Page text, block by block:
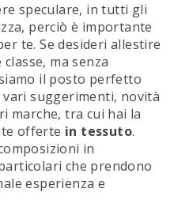
speculare, in tutti gli
perciò è importante
te. Se desideri allestire
ma senza
il posto perfetto
suggerimenti, novità
marche, tra cui hai la
offerte in tessuto.
in
che prendono
esperienza e